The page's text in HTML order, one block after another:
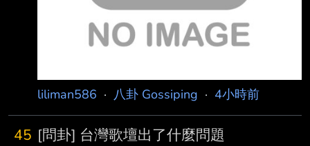
liliman586 · 八卦 Gossiping · 4小時前
45 [問卦] 台灣歌壇出了什麼問題